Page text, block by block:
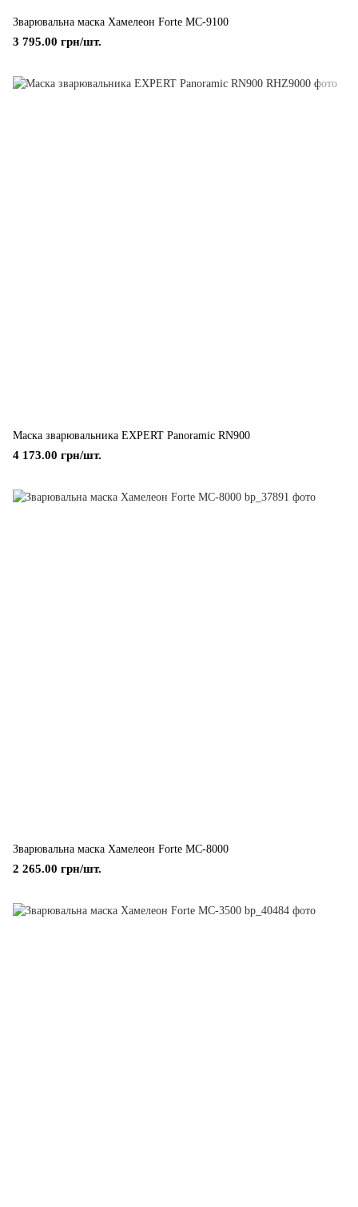
Зварювальна маска Хамелеон Forte МС-9100
3 795.00 грн/шт.
Маска зварювальника EXPERT Panoramic RN900
4 173.00 грн/шт.
Зварювальна маска Хамелеон Forte МС-8000
2 265.00 грн/шт.